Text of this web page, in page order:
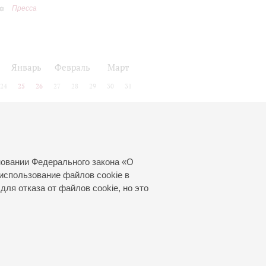
Пресса
Федерального закона «О
файлов cookie в
отказа от файлов cookie, но это
Январь Февраль Март
24 25 26 27 28 29 30 31